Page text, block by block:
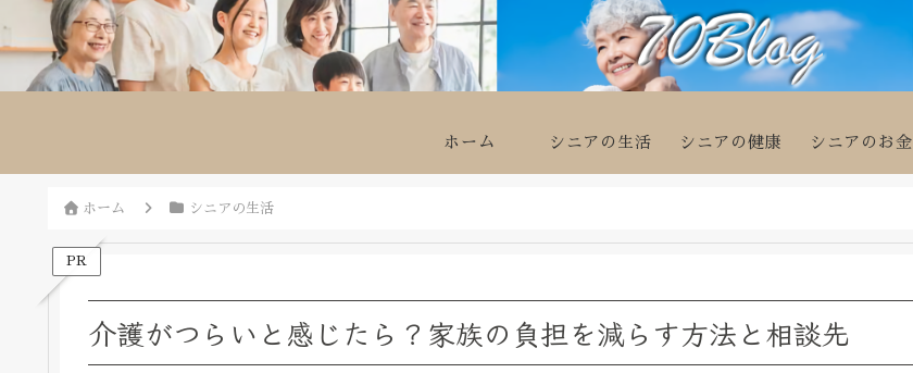
ホーム シニアの生活 シニアの健康 シニアのお金
ホーム シニアの生活
PR
介護がつらいと感じたら？家族の負担を減らす方法と相談先